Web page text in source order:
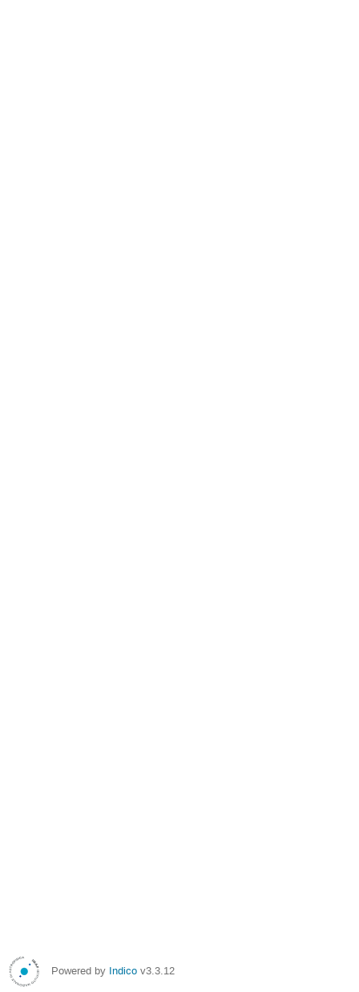
Powered by Indico v3.3.12